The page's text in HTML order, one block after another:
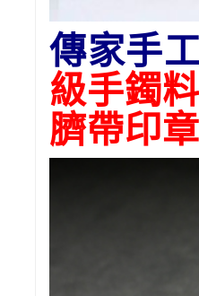
傳家手
級手鐲
臍帶印